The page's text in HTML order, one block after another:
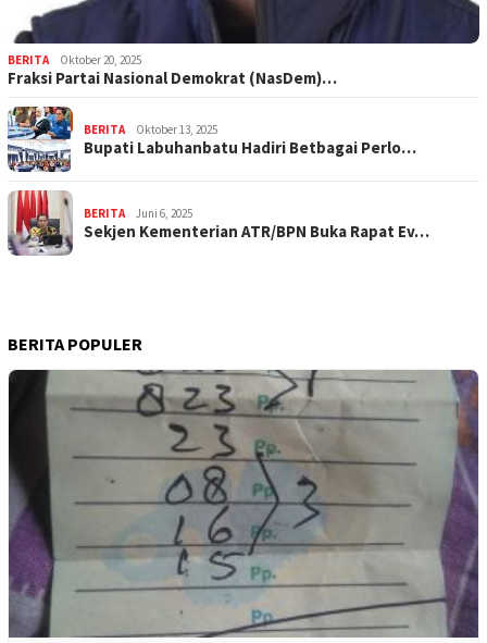
BERITA Oktober 20, 2025
Fraksi Partai Nasional Demokrat (NasDem)…
BERITA Oktober 13, 2025
Bupati Labuhanbatu Hadiri Betbagai Perlo…
BERITA Juni 6, 2025
Sekjen Kementerian ATR/BPN Buka Rapat Ev…
BERITA POPULER